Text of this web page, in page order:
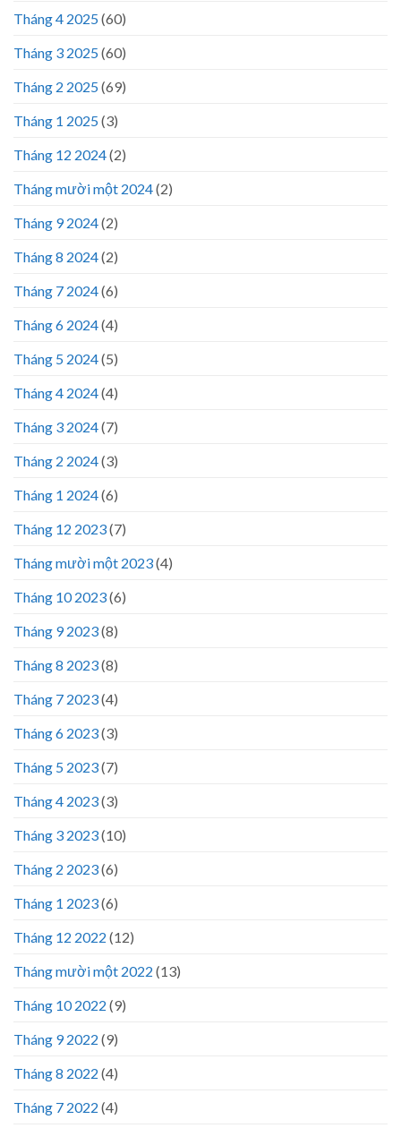
Tháng 4 2025(60)
Tháng 3 2025(60)
Tháng 2 2025(69)
Tháng 1 2025(3)
Tháng 12 2024(2)
Tháng mười một 2024(2)
Tháng 9 2024(2)
Tháng 8 2024(2)
Tháng 7 2024(6)
Tháng 6 2024(4)
Tháng 5 2024(5)
Tháng 4 2024(4)
Tháng 3 2024(7)
Tháng 2 2024(3)
Tháng 1 2024(6)
Tháng 12 2023(7)
Tháng mười một 2023(4)
Tháng 10 2023(6)
Tháng 9 2023(8)
Tháng 8 2023(8)
Tháng 7 2023(4)
Tháng 6 2023(3)
Tháng 5 2023(7)
Tháng 4 2023(3)
Tháng 3 2023(10)
Tháng 2 2023(6)
Tháng 1 2023(6)
Tháng 12 2022 (12)
Tháng mười một 2022 (13)
Tháng 10 2022 (9)
Tháng 9 2022 (9)
Tháng 8 2022 (4)
Tháng 7 2022 (4)